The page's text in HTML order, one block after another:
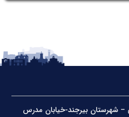
شهرستان بیرجند-خیابان مدرس